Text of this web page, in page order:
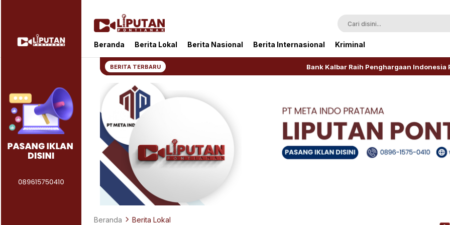
Liputan Pontianak
Berita Terkini dan TerUpdate
Beranda Berita Lokal Berita Nasional Berita Internasional Kriminal
BERITA TERBARU Bank Kalbar Raih Penghargaan Indonesia Public
Beranda Berita Lokal